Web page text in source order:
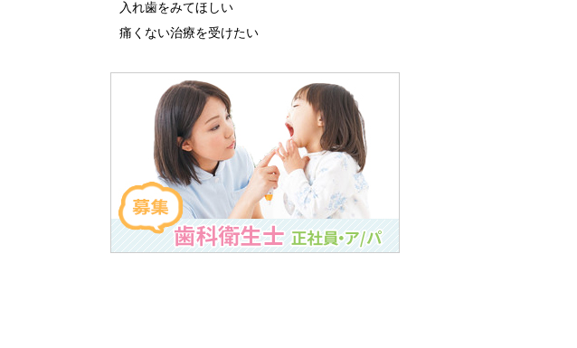
入れ歯をみてほしい
痛くない治療を受けたい